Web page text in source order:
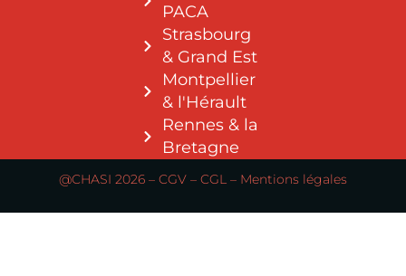
PACA
Strasbourg
& Grand Est
Montpellier
& l'Hérault
Rennes & la
Bretagne
@CHASI 2026 – CGV – CGL – Mentions légales